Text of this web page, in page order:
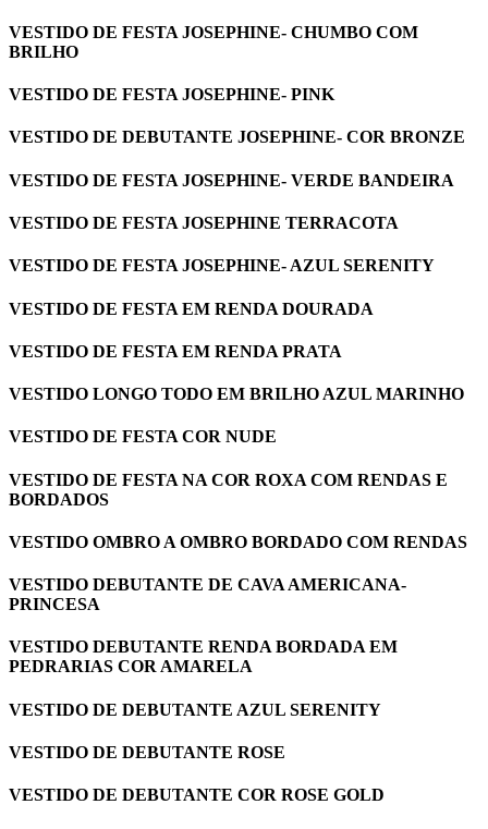
VESTIDO DE FESTA JOSEPHINE- CHUMBO COM
BRILHO
VESTIDO DE FESTA JOSEPHINE- PINK
VESTIDO DE DEBUTANTE JOSEPHINE- COR BRONZE
VESTIDO DE FESTA JOSEPHINE- VERDE BANDEIRA
VESTIDO DE FESTA JOSEPHINE TERRACOTA
VESTIDO DE FESTA JOSEPHINE- AZUL SERENITY
VESTIDO DE FESTA EM RENDA DOURADA
VESTIDO DE FESTA EM RENDA PRATA
VESTIDO LONGO TODO EM BRILHO AZUL MARINHO
VESTIDO DE FESTA COR NUDE
VESTIDO DE FESTA NA COR ROXA COM RENDAS E
BORDADOS
VESTIDO OMBRO A OMBRO BORDADO COM RENDAS
VESTIDO DEBUTANTE DE CAVA AMERICANA-
PRINCESA
VESTIDO DEBUTANTE RENDA BORDADA EM
PEDRARIAS COR AMARELA
VESTIDO DE DEBUTANTE AZUL SERENITY
VESTIDO DE DEBUTANTE ROSE
VESTIDO DE DEBUTANTE COR ROSE GOLD